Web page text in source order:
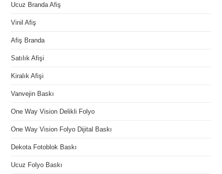
Ucuz Branda Afiş
Vinil Afiş
Afiş Branda
Satılık Afişi
Kiralık Afişi
Vanvejin Baskı
One Way Vision Delikli Folyo
One Way Vision Folyo Dijital Baskı
Dekota Fotoblok Baskı
Ucuz Folyo Baskı